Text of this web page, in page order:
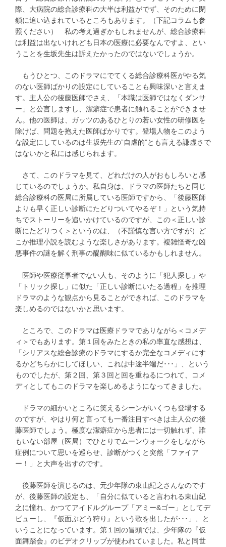
際、大病院の総合診療科の大半は利益がでず、そのために閉
鎖に追い込まれているところもあります。（下記コラムも参
照ください） 私の考え過ぎかもしれませんが、総合診療科
は利益は出ないけれども日本の医療に必要なんですよ、とい
うことを生坂先生は訴えたかったのではないでしょうか。
もうひとつ、このドラマにでてくる総合診療科医がやる気
のない医師ばかりの設定にしていることも興味深いと言えま
す。主人公の後藤医師でさえ、「本職は医師ではなくダンサ
ー」と公言しますし、潔癖症で患者に触れることができませ
ん。他の医師は、ガッツのあるひとりの若い女性の研修医を
除けば、問題を抱えた医師ばかりです。登場人物をこのよう
な設定にしているのは生坂先生の”自虐的”とも言える謙虚さで
はないかと私には感じられます。
さて、このドラマを見て、どれだけの人がおもしろいと感
じているのでしょうか。私自身は、ドラマの医師たちと同じ
総合診療科の医局に所属している医師ですから、「後藤医師
よりも早く正しい診断にたどりついてやるぞ！」という気持
ちでストーリーを追いかけているのですが、この＜正しい診
断にたどりつく＞というのは、（不謹慎な言い方ですが）ど
こか推理小説を読むような楽しさがあります。複雑怪奇な凶
悪事件の謎を解く刑事の醍醐味に似ているかもしれません。
医師や医療従事者でない人も、そのように「犯人探し」や
「トリック探し」に似た「正しい診断にいたる過程」を推理
ドラマのような観点から見ることができれば、このドラマを
楽しめるのではないかと思います。
ところで、このドラマは医療ドラマでありながら＜コメデ
ィ＞でもあります。第１回をみたときの私の率直な感想は、
「シリアスな総合診療のドラマにするか完全なコメディにす
るかどちらかにしてほしい、これは中途半端だ･･･」、という
ものでしたが、第２回、第３回と回を重ねるにつれて、コメ
ディとしてもこのドラマを楽しめるようになってきました。
ドラマの細かいところに笑えるシーンがいくつも登場する
のですが、やはり何と言っても一番注目すべきは主人公の後
藤医師でしょう。極度な潔癖症から患者には一切触れず、誰
もいない部屋（医局）でひとりでムーンウォークをしながら
症例について思いを巡らせ、診断がつくと突然「ファイア
ー！」と大声を出すのです。
後藤医師を演じるのは、元少年隊の東山紀之さんなのです
が、後藤医師の設定も、「自分に似ていると言われる東山紀
之に憧れ、かつてアイドルグループ「アミー&ゴー」としてデ
ビューし、『仮面ぶどう狩り』という歌を出したが･･･」、と
いうことになっています。第１回の冒頭では、少年隊の『仮
面舞踏会』のビデオクリップが使われていました。私と同世